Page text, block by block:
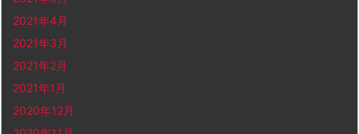
2021年4月
2021年3月
2021年2月
2021年1月
2020年12月